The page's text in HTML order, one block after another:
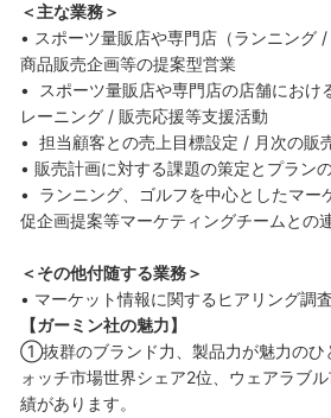
＜主な業務＞
• スポーツ量販店や専門店（ランニング
商品販売企画等の提案型営業
• スポーツ量販店や専門店の店舗におけ
レーニング / 販売応援等支援活動
• 担当顧客との売上目標設定 / 月次の販
• 販売計画に対する課題の策定とプラン
• ランニング、ゴルフを中心としたマー
促企画提案等マーケティングチームとの
＜その他付随する業務＞
• マーケット情報に関するヒアリング調査
【ガーミン社の魅力】
①抜群のブランド力、製品力が魅力のひ
ォッチ市場世界シェア2位、ウェアラブ
績があります。